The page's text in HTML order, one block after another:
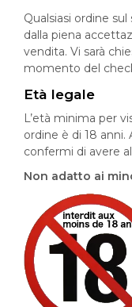
Qualsiasi ordine
dalla piena
vendita. Vi sarà
momento del
Età legale
L’età minima per
ordine è di 18
confermi di avere
Non adatto ai